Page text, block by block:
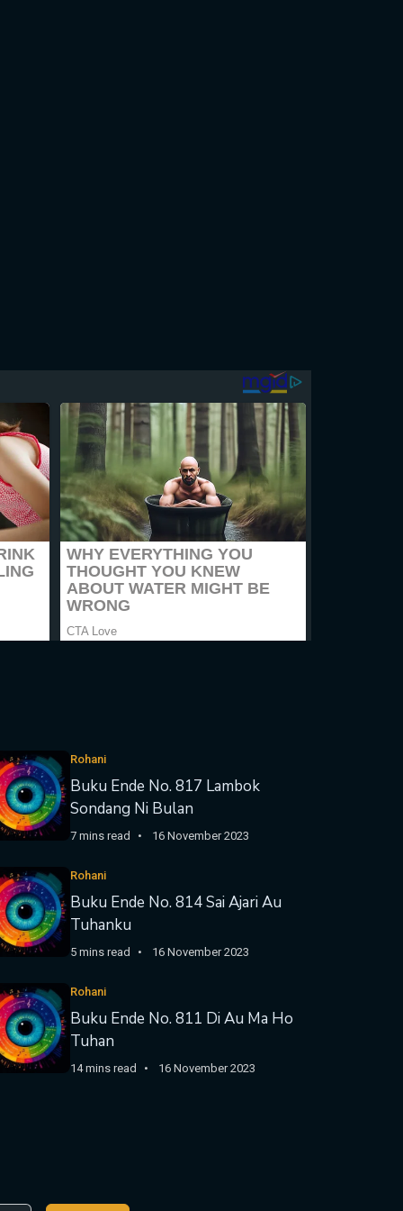
Rohani
Buku Ende No. 817 Lambok
Sondang Ni Bulan
7 mins read 16 November 2023
Rohani
Buku Ende No. 814 Sai Ajari Au
Tuhanku
5 mins read 16 November 2023
Rohani
Buku Ende No. 811 Di Au Ma Ho
Tuhan
14 mins read 16 November 2023